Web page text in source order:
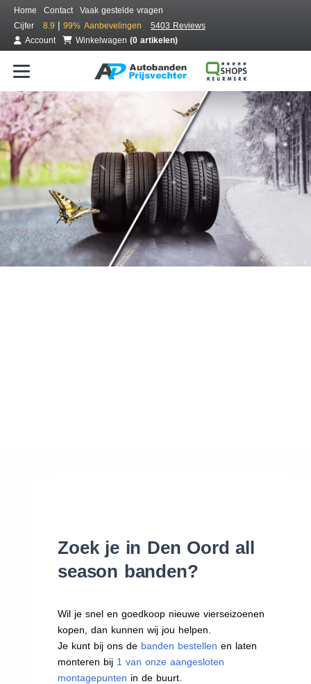
Home Contact
Vaak gestelde vragen
Cijfer
8.9 | 99% Aanbevelingen
5403 Reviews
Account
Winkelwagen (0 artikelen)
Bestel voordelig all season banden
Gratis bezorgd of montage bij jou in de buurt
Seizoen:
Merken:
Zoek je in Den Oord all
season banden?
Wil je snel en goedkoop nieuwe vierseizoenen
kopen, dan kunnen wij jou helpen.
Je kunt bij ons de banden bestellen en laten
monteren bij 1 van onze aangesloten
montagepunten in de buurt.